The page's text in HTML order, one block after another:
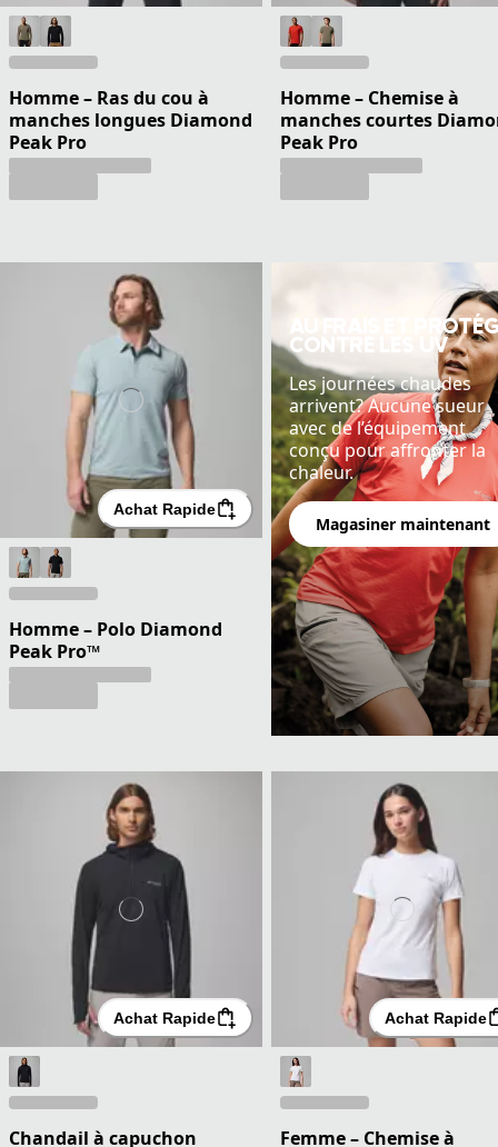
Homme – Ras du cou à
manches longues Diamond
Peak Pro
Homme – Chemise à
manches courtes
Peak Pro
Achat Rapide
Homme – Polo Diamond
Peak Pro™
AU FRAIS ET
CONTRE LES UV
Les journées chaudes
arrivent? Aucune sueur
avec de l’équipement
conçu pour affronter la
chaleur.
Magasiner maintenant
Achat Rapide
Chandail à capuchon
Achat Rapide
Femme – Chemise à